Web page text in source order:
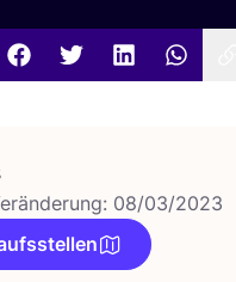
08/03/2023